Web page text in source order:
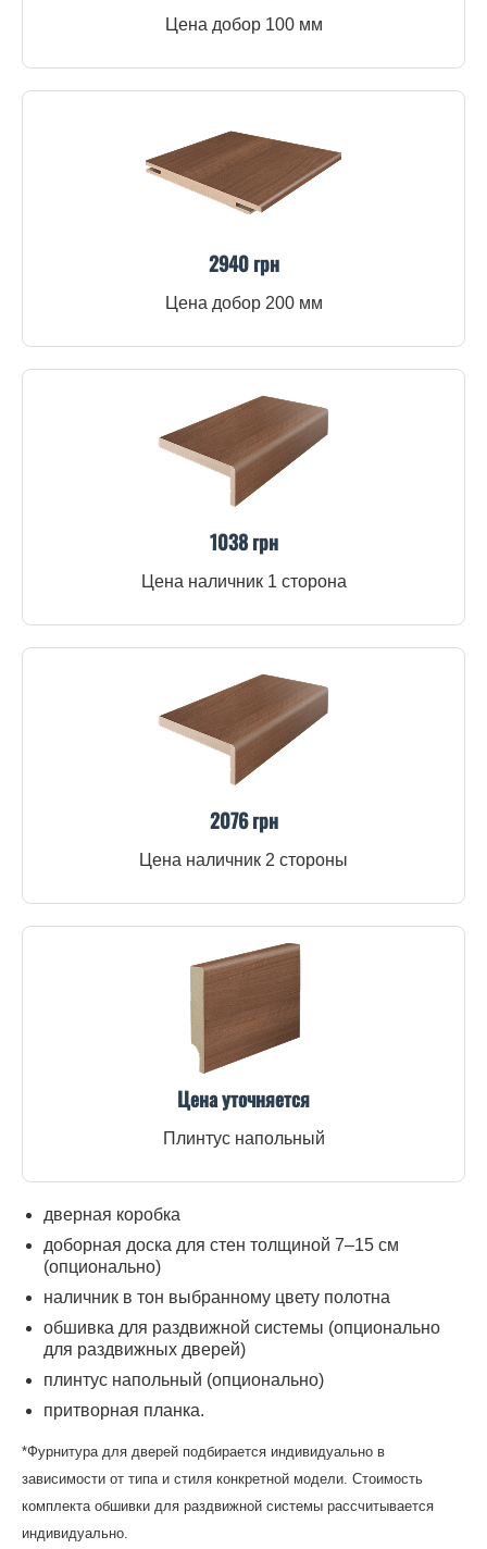
Цена добор 100 мм
2940 грн
Цена добор 200 мм
1038 грн
Цена наличник 1 сторона
2076 грн
Цена наличник 2 стороны
Цена уточняется
Плинтус напольный
дверная коробка
доборная доска для стен толщиной 7–15 см
(опционально)
наличник в тон выбранному цвету полотна
обшивка для раздвижной системы (опционально
для раздвижных дверей)
плинтус напольный (опционально)
притворная планка.
*Фурнитура для дверей подбирается индивидуально в
зависимости от типа и стиля конкретной модели. Стоимость
комплекта обшивки для раздвижной системы рассчитывается
индивидуально.